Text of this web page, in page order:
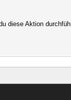
diese Aktion